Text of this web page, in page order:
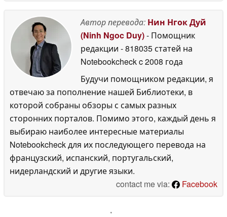
Автор перевода: Нин Нгок Дуй
(Ninh Ngoc Duy)- Помощник
редакции - 818035 статей на
Notebookcheckc 2008 года
Будучи помощником редакции, я
отвечаю за пополнение нашей Библиотеки, в
которой собраны обзоры с самых разных
сторонних порталов. Помимо этого, каждый день я
выбираю наиболее интересные материалы
Notebookcheck для их последующего перевода на
французский, испанский, португальский,
нидерландский и другие языки.
contact me via:
Facebook
'